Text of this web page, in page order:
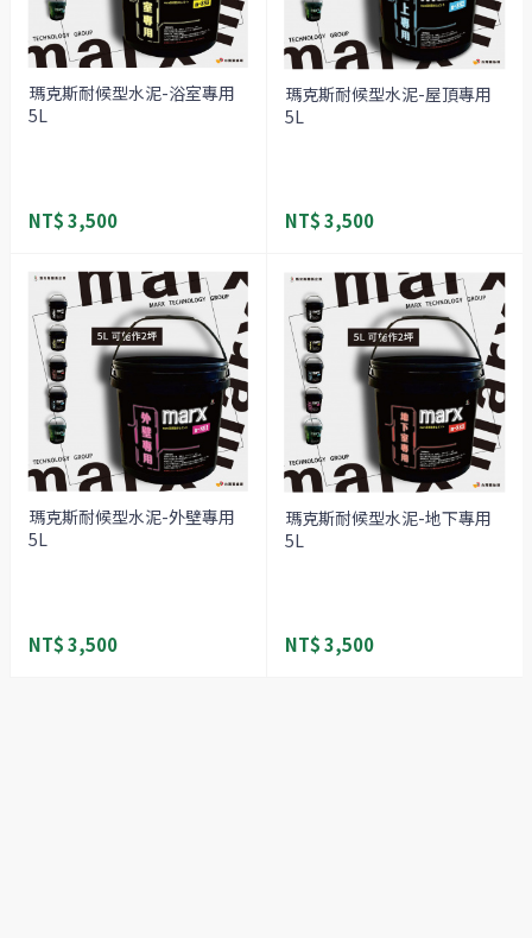
瑪克斯耐候型水泥-浴室專用
5L
NT$ 3,500
瑪克斯耐候型水泥-屋頂專用
5L
NT$ 3,500
瑪克斯耐候型水泥-外壁專用
5L
NT$ 3,500
瑪克斯耐候型水泥-地下專用
5L
NT$ 3,500